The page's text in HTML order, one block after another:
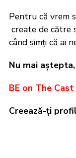
Pentru că vrem
create de către
când simți că ai
Nu mai aștepta,
BE on The
Creează-ți